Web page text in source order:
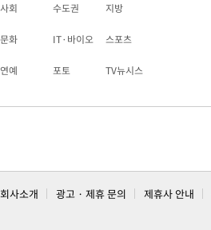
사회 수도권 지방
문화 IT·바이오 스포츠
연예 포토 TV뉴시스
회사소개 광고 · 제휴 문의 제휴사 안내